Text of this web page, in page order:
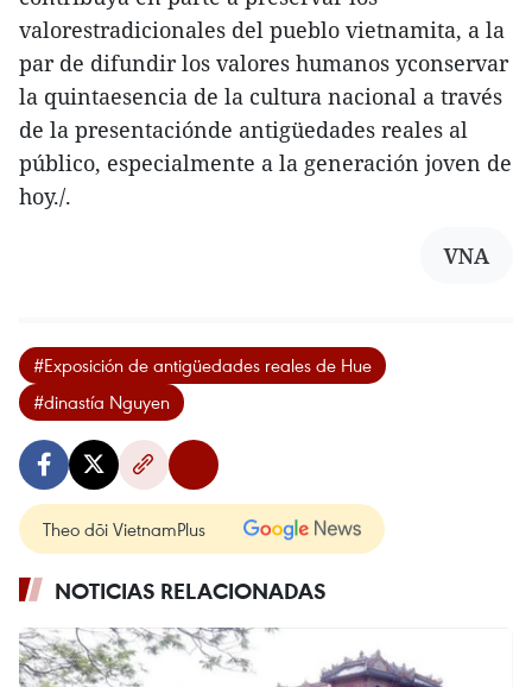
valorestradicionales del pueblo vietnamita, a la
par de difundir los valores humanos yconservar
la quintaesencia de la cultura nacional a través
de la presentaciónde antigüedades reales al
público, especialmente a la generación joven de
hoy./.
VNA
#Exposición de antigüedades reales de Hue
#dinastía Nguyen
Theo dõi VietnamPlus
NOTICIAS RELACIONADAS